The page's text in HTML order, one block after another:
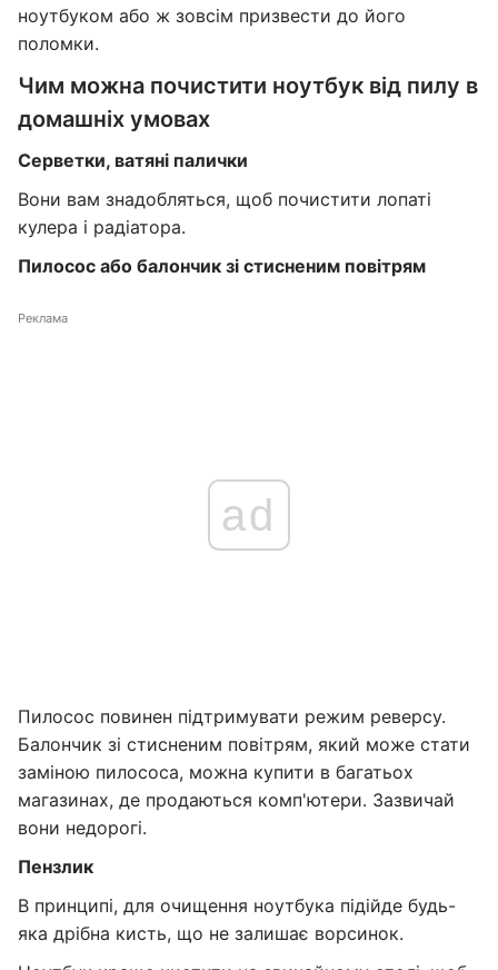
ноутбуком або ж зовсім призвести до його
поломки.
Чим можна почистити ноутбук від пилу в
домашніх умовах
Серветки, ватяні палички
Вони вам знадобляться, щоб почистити лопаті
кулера і радіатора.
Пилосос або балончик зі стисненим повітрям
Реклама
ad
Пилосос повинен підтримувати режим реверсу.
Балончик зі стисненим повітрям, який може стати
заміною пилососа, можна купити в багатьох
магазинах, де продаються комп'ютери. Зазвичай
вони недорогі.
Пензлик
В принципі, для очищення ноутбука підійде будь-
яка дрібна кисть, що не залишає ворсинок.